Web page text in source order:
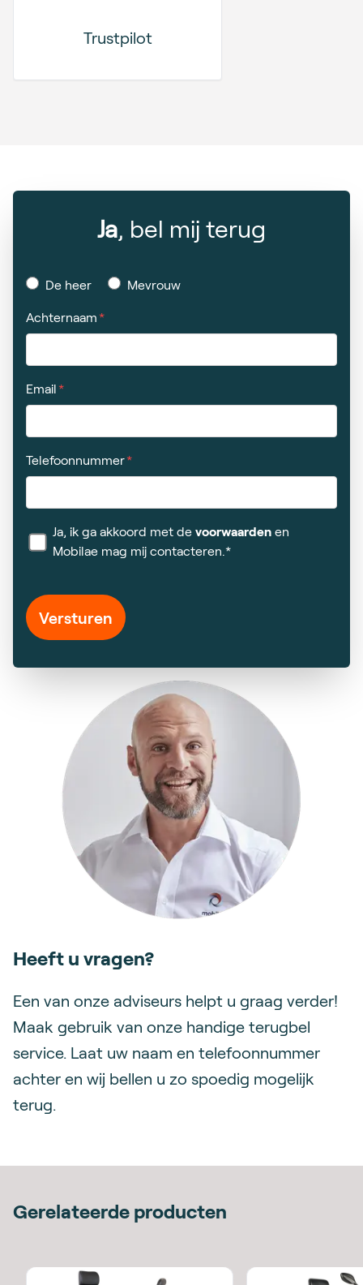
Trustpilot
Heeft u vragen?
Een van onze adviseurs helpt u graag verder!
Maak gebruik van onze handige terugbel
service. Laat uw naam en telefoonnummer
achter en wij bellen u zo spoedig mogelijk
terug.
Ja, bel mij terug
De heer Mevrouw
Achternaam
Email
Telefoonnummer
Ja, ik ga akkoord met de voorwaarden en
Mobilae mag mij contacteren.*
Versturen
Gerelateerde producten